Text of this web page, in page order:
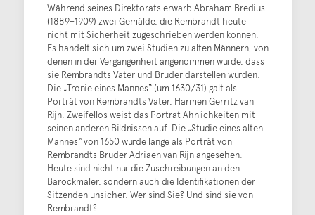
Während seines Direktorats erwarb Abraham Bredius
(1889–1909) zwei Gemälde, die Rembrandt heute
nicht mit Sicherheit zugeschrieben werden können.
Es handelt sich um zwei Studien zu alten Männern, von
denen in der Vergangenheit angenommen wurde, dass
sie Rembrandts Vater und Bruder darstellen würden.
Die „Tronie eines Mannes“ (um 1630/31) galt als
Porträt von Rembrandts Vater, Harmen Gerritz van
Rijn. Zweifellos weist das Porträt Ähnlichkeiten mit
seinen anderen Bildnissen auf. Die „Studie eines alten
Mannes“ von 1650 wurde lange als Porträt von
Rembrandts Bruder Adriaen van Rijn angesehen.
Heute sind nicht nur die Zuschreibungen an den
Barockmaler, sondern auch die Identifikationen der
Sitzenden unsicher. Wer sind Sie? Und sind sie von
Rembrandt?